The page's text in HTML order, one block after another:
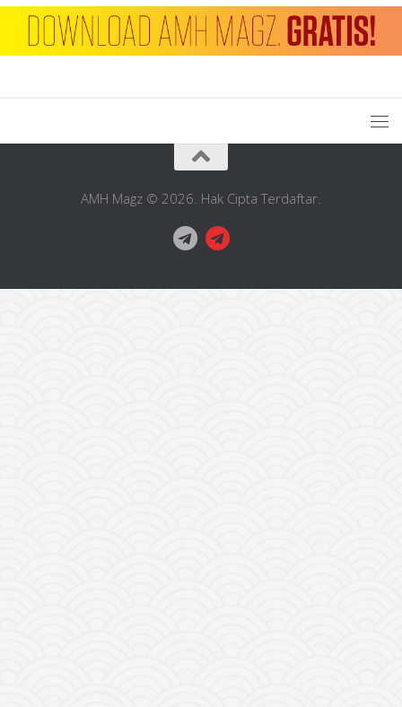
AMH Magz © 2026. Hak Cipta Terdaftar.